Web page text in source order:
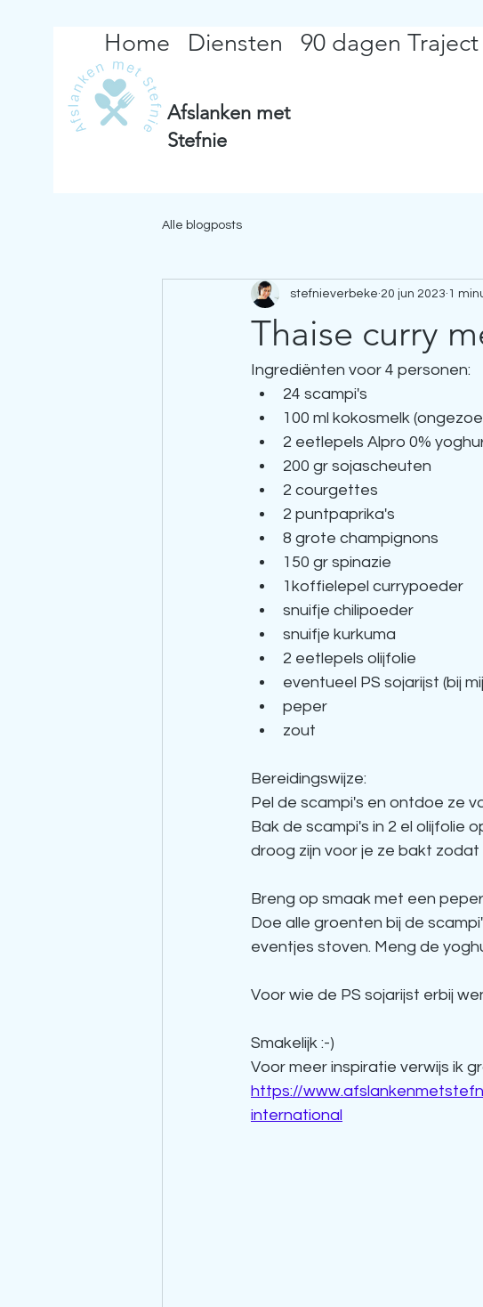
Afslanken met
Stefnie
Home Diensten 90 dagen Traject
Alle blogposts
Thaise curry
stefnieverbeke 20 jun 2023 1
Ingrediënten voor 4 personen:
24 scampi's
100 ml kokosmelk
2 eetlepels Alpro 0%
200 gr sojascheuten
2 courgettes
2 puntpaprika's
8 grote champignons
150 gr spinazie
1koffielepel currypoeder
snuifje chilipoeder
snuifje kurkuma
2 eetlepels olijfolie
eventueel PS sojarijst (bij
peper
zout
Bereidingswijze:
Pel de scampi's en ontdoe ze
Bak de scampi's in 2 el olijfolie
droog zijn voor je ze bakt
Breng op smaak met een
Doe alle groenten bij de
eventjes stoven. Meng de
Voor wie de PS sojarijst erbij
Smakelijk :-)
Voor meer inspiratie verwijs ik
https://
international